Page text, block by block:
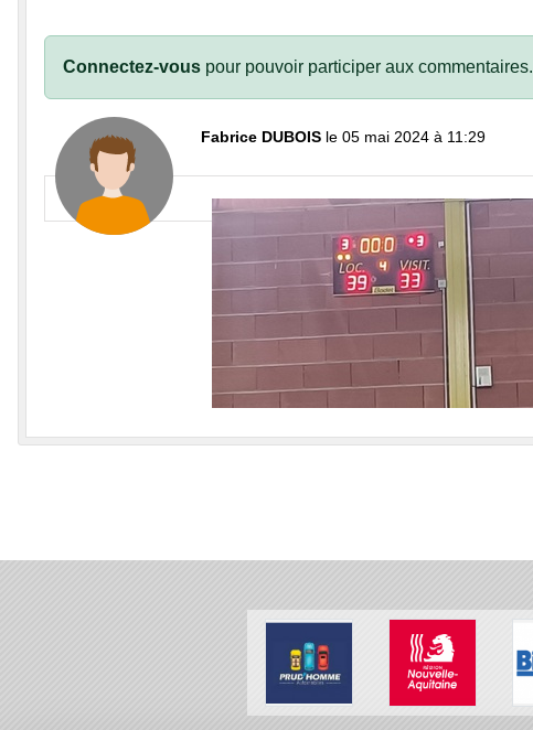
Connectez-vous pour pouvoir participer aux commentaires.
Fabrice DUBOIS le 05 mai 2024 à 11:29